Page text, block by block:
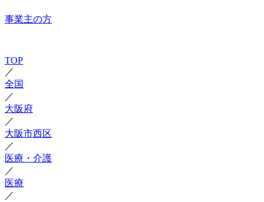
事業主の方
TOP
／
全国
／
大阪府
／
大阪市西区
／
医療・介護
／
医療
／